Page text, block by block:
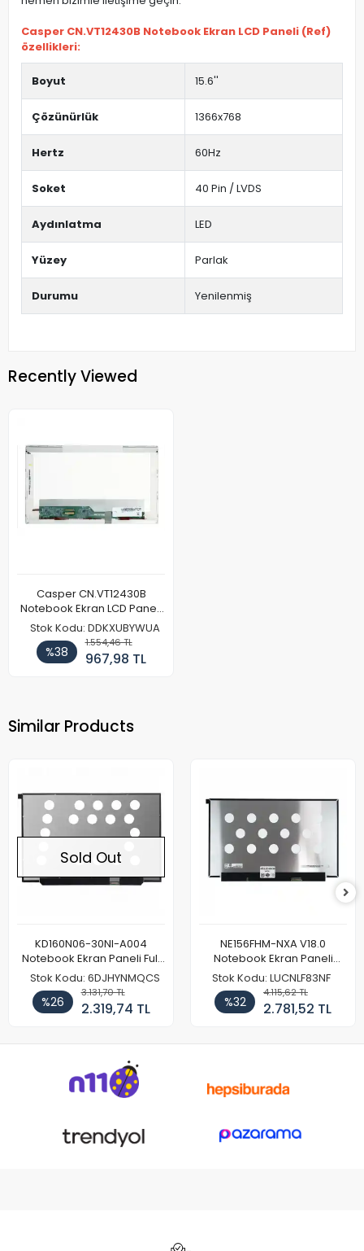
Casper CN.VT12430B Notebook Ekran LCD Paneli (Ref)
özellikleri:
Boyut 15.6''
Çözünürlük 1366x768
Hertz 60Hz
Soket 40 Pin / LVDS
Aydınlatma LED
Yüzey Parlak
Durumu Yenilenmiş
Recently Viewed
Casper CN.VT12430B
Notebook Ekran LCD Paneli
(Ref)
Stok Kodu: DDKXUBYWUA
%38
1.554,46 TL
967,98 TL
Similar Products
Sold Out
KD160N06-30NI-A004
Notebook Ekran Paneli Full
HD
Stok Kodu: 6DJHYNMQCS
%26
3.131,70 TL
2.319,74 TL
NE156FHM-NXA V18.0
Notebook Ekran Paneli
144Hz
Stok Kodu: LUCNLF83NF
%32
4.115,62 TL
2.781,52 TL